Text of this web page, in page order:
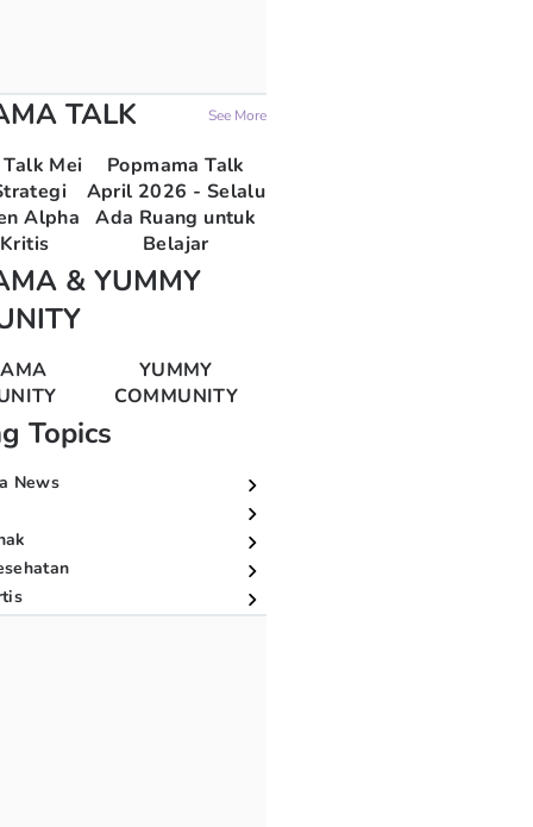
TALK See More
Mei
Alpha
Popmama Talk
April 2026 - Selalu
Ada Ruang untuk
Belajar
& YUMMY
YUMMY
COMMUNITY
Topics
News